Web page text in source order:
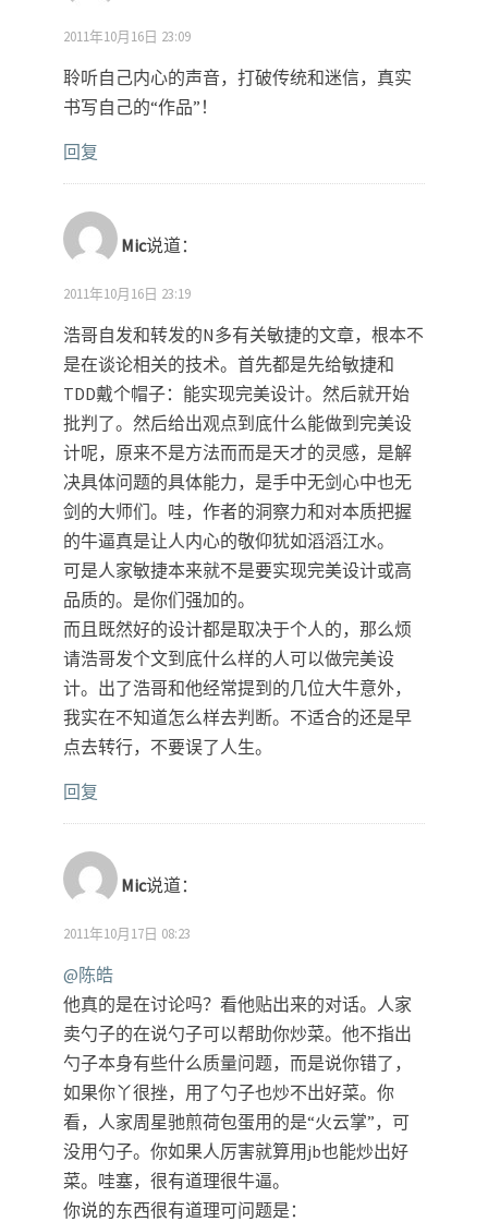
2011年10月16日 23:09
聆听自己内心的声音，打破传统和迷信，真实
书写自己的“作品”！
回复
Mic说道：
2011年10月16日 23:19
浩哥自发和转发的N多有关敏捷的文章，根本不
是在谈论相关的技术。首先都是先给敏捷和
TDD戴个帽子：能实现完美设计。然后就开始
批判了。然后给出观点到底什么能做到完美设
计呢，原来不是方法而而是天才的灵感，是解
决具体问题的具体能力，是手中无剑心中也无
剑的大师们。哇，作者的洞察力和对本质把握
的牛逼真是让人内心的敬仰犹如滔滔江水。
可是人家敏捷本来就不是要实现完美设计或高
品质的。是你们强加的。
而且既然好的设计都是取决于个人的，那么烦
请浩哥发个文到底什么样的人可以做完美设
计。出了浩哥和他经常提到的几位大牛意外，
我实在不知道怎么样去判断。不适合的还是早
点去转行，不要误了人生。
回复
Mic说道：
2011年10月17日 08:23
@陈皓
他真的是在讨论吗？看他贴出来的对话。人家
卖勺子的在说勺子可以帮助你炒菜。他不指出
勺子本身有些什么质量问题，而是说你错了，
如果你丫很挫，用了勺子也炒不出好菜。你
看，人家周星驰煎荷包蛋用的是“火云掌”，可
没用勺子。你如果人厉害就算用jb也能炒出好
菜。哇塞，很有道理很牛逼。
你说的东西很有道理可问题是：